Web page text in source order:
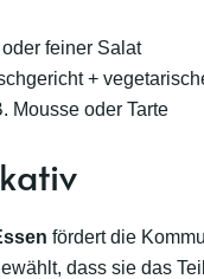
feiner Salat
+
Mousse oder Tarte
fördert die
dass sie das